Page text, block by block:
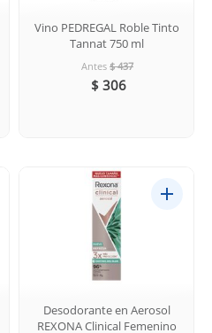
Vino PEDREGAL Roble Tinto
Tannat 750 ml
Antes $ 437
$ 306
Desodorante en Aerosol
REXONA Clinical Femenino